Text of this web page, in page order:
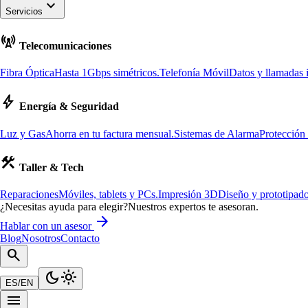
Servicios keyboard_arrow_down
cell_tower Telecomunicaciones
Fibra ÓpticaHasta 1Gbps simétricos.Telefonía MóvilDatos y llamadas
bolt Energía & Seguridad
Luz y GasAhorra en tu factura mensual.Sistemas de Alarma
construction Taller & Tech
ReparacionesMóviles, tablets y PCs.Impresión 3DDiseño y
¿Necesitas ayuda para elegir?Nuestros expertos te asesoran.
Hablar con un asesor arrow_forward
BlogNosotrosContacto
search
ES/EN dark_modelight_mode
menu